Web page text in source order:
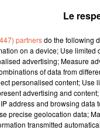
de son
de thrombose aux
Le
partnersdo the following
on a device; Use
advertising; Measure
of data from
personalised content; Use
advertising and
address and browsing
precise geolocation data;
transmitted